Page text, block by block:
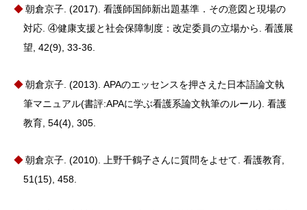
朝倉京子. (2017). 看護師国師新出題基準．その意図と現場の
対応. ④健康支援と社会保障制度：改定委員の立場から. 看護展
望, 42(9), 33-36.
朝倉京子. (2013). APAのエッセンスを押さえた日本語論文執
筆マニュアル(書評:APAに学ぶ看護系論文執筆のルール). 看護
教育, 54(4), 305.
朝倉京子. (2010). 上野千鶴子さんに質問をよせて. 看護教育,
51(15), 458.